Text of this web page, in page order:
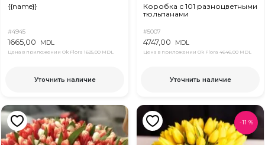
{{name}}
#4945
1665,00 MDL
Цена в приложении Ok Flora 1625,00 MDL
Уточнить наличие
Коробка с 101 разноцветными
тюльпанами
#5007
4747,00 MDL
Цена в приложении Ok Flora 4646,00 MDL
Уточнить наличие
-11 %